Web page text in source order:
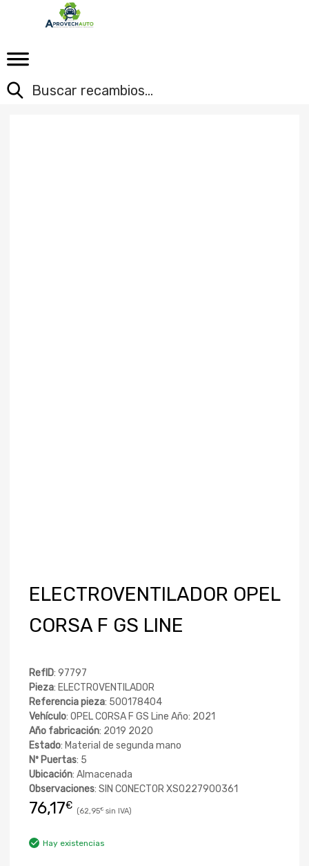
ELECTROVENTILADOR OPEL
CORSA F GS LINE
RefID: 97797
Pieza: ELECTROVENTILADOR
Referencia pieza: 500178404
Vehículo: OPEL CORSA F GS Line Año: 2021
Año fabricación: 2019 2020
Estado: Material de segunda mano
Nº Puertas: 5
Ubicación: Almacenada
Observaciones: SIN CONECTOR XS0227900361
76,17€ 62,95€
Hay existencias